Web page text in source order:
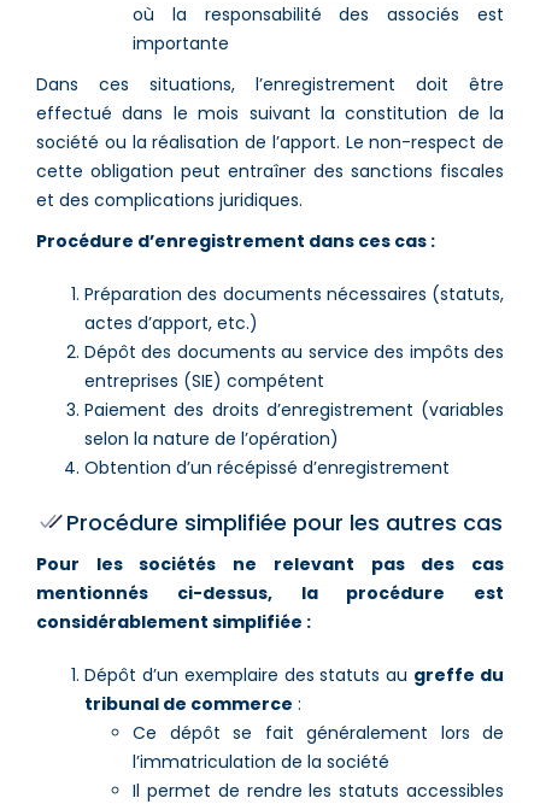
où la responsabilité des associés est
importante
Dans ces situations, l’enregistrement doit être
effectué dans le mois suivant la constitution de la
société ou la réalisation de l’apport. Le non-respect de
cette obligation peut entraîner des sanctions fiscales
et des complications juridiques.
Procédure d’enregistrement dans ces cas :
Préparation des documents nécessaires (statuts,
actes d’apport, etc.)
Dépôt des documents au service des impôts des
entreprises (SIE) compétent
Paiement des droits d’enregistrement (variables
selon la nature de l’opération)
Obtention d’un récépissé d’enregistrement
Procédure simplifiée pour les autres cas
Pour les sociétés ne relevant pas des cas
mentionnés ci-dessus, la procédure est
considérablement simplifiée :
Dépôt d’un exemplaire des statuts au greffe du
tribunal de commerce :
Ce dépôt se fait généralement lors de
l’immatriculation de la société
Il permet de rendre les statuts accessibles